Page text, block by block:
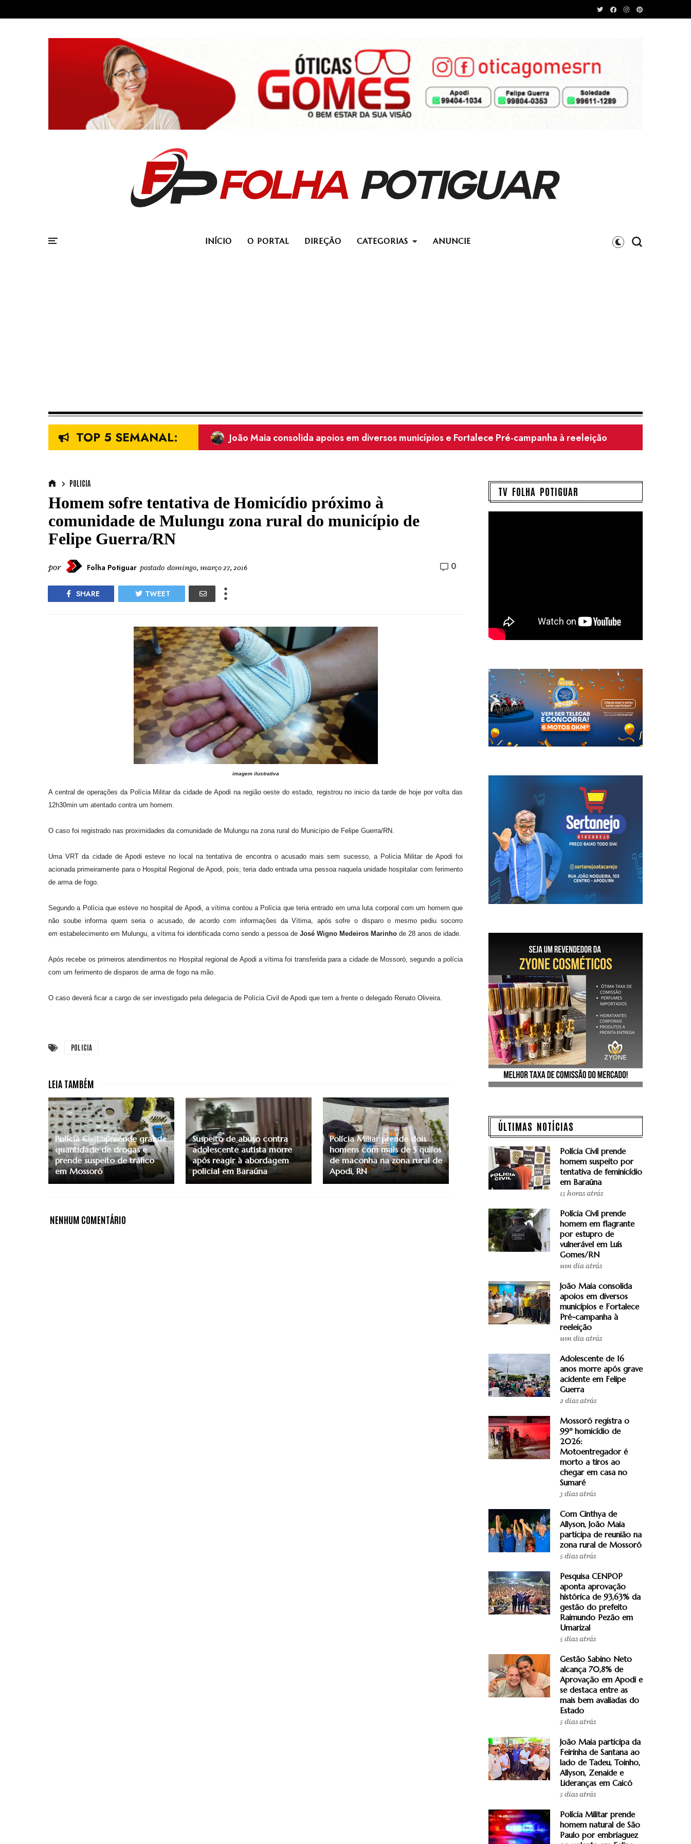
INÍCIO O PORTAL DIREÇÃO CATEGORIAS ANUNCIE
TOP 5 SEMANAL: Polícia Civil prende homem em flagrante por estupro de vulnerável em Luís Gomes/RN
POLICIA
Homem sofre tentativa de Homicídio próximo à
comunidade de Mulungu zona rural do município de
Felipe Guerra/RN
por Folha Potiguar postado domingo, março 27, 2016 0
SHARE TWEET
imagem ilustrativa
A central de operações da Polícia Militar da cidade de Apodi na região oeste do estado, registrou no inicio da tarde de hoje por volta das
12h30min um atentado contra um homem.
O caso foi registrado nas proximidades da comunidade de Mulungu na zona rural do Município de Felipe Guerra/RN.
Uma VRT da cidade de Apodi esteve no local na tentativa de encontra o acusado mais sem sucesso, a Polícia Militar de Apodi foi
acionada primeiramente para o Hospital Regional de Apodi, pois; teria dado entrada uma pessoa naquela unidade hospitalar com ferimento
de arma de fogo.
Segundo a Polícia que esteve no hospital de Apodi, a vítima contou a Polícia que teria entrado em uma luta corporal com um homem que
não soube informa quem seria o acusado, de acordo com informações da Vítima, após sofre o disparo o mesmo pediu socorro
em estabelecimento em Mulungu, a vítima foi identificada como sendo a pessoa de José Wigno Medeiros Marinho de 28 anos de idade.
Após recebe os primeiros atendimentos no Hospital regional de Apodi a vítima foi transferida para a cidade de Mossoró, segundo a polícia
com um ferimento de disparos de arma de fogo na mão.
O caso deverá ficar a cargo de ser investigado pela delegacia de Polícia Civil de Apodi que tem a frente o delegado Renato Oliveira.
POLICIA
Polícia Civil apreende grande
quantidade de drogas e
prende suspeito de tráfico
em Mossoró
Suspeito de abuso contra
adolescente autista morre
após reagir à abordagem
policial em Baraúna
Polícia Miliar prende dois
homens com mais de 5 quilos
de maconha na zona rural de
Apodi, RN
NENHUM COMENTÁRIO
TV FOLHA POTIGUAR
ÚLTIMAS NOTÍCIAS
Polícia Civil prende
homem suspeito por
tentativa de feminicídio
em Baraúna
15 horas atrás
Polícia Civil prende
homem em flagrante
por estupro de
vulnerável em Luís
Gomes/RN
um dia atrás
João Maia consolida
apoios em diversos
municípios e Fortalece
Pré-campanha à
reeleição
um dia atrás
Adolescente de 16
anos morre após grave
acidente em Felipe
Guerra
2 dias atrás
Mossoró registra o
99º homicídio de
2026:
Motoentregador é
morto a tiros ao
chegar em casa no
Sumaré
3 dias atrás
Com Cinthya de
Allyson, João Maia
participa de reunião na
zona rural de Mossoró
5 dias atrás
Pesquisa CENPOP
aponta aprovação
histórica de 93,63% da
gestão do prefeito
Raimundo Pezão em
Umarizal
5 dias atrás
Gestão Sabino Neto
alcança 70,8% de
Aprovação em Apodi e
se destaca entre as
mais bem avaliadas do
Estado
5 dias atrás
João Maia participa da
Feirinha de Santana ao
lado de Tadeu, Toinho,
Allyson, Zenaide e
Lideranças em Caicó
5 dias atrás
Polícia Militar prende
homem natural de São
Paulo por embriaguez